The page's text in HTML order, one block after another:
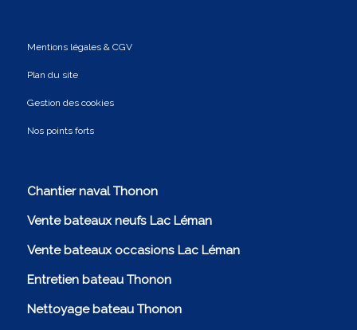
Mentions légales & CGV
Plan du site
Gestion des cookies
Nos points forts
Chantier naval Thonon
Vente bateaux neufs Lac Léman
Vente bateaux occasions Lac Léman
Entretien bateau Thonon
Nettoyage bateau Thonon